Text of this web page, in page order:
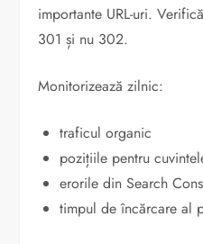
importante URL-uri.
301 și nu 302.
Monitorizează zilnic:
traficul organic
pozițiile pentru
erorile din Search
timpul de încărcare al